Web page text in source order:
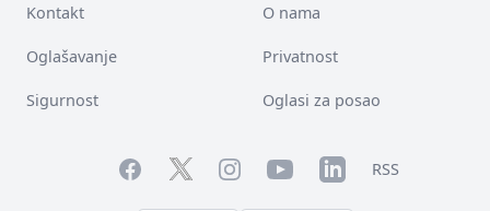
Kontakt O nama
Oglašavanje Privatnost
Sigurnost Oglasi za posao
FacebookTwitterInstagramYouTubeLinkedInRSS